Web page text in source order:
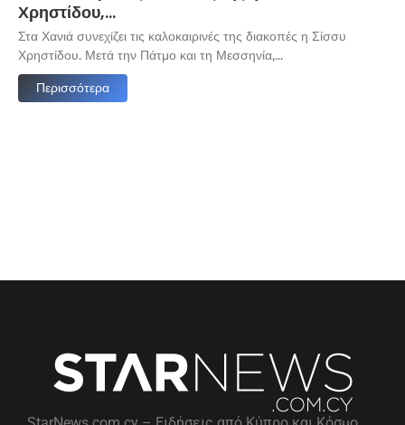
Χρηστίδου,…
Στα Χανιά συνεχίζει τις καλοκαιρινές της διακοπές η Σίσσυ
Χρηστίδου. Μετά την Πάτμο και τη Μεσσηνία,...
Περισσότερα